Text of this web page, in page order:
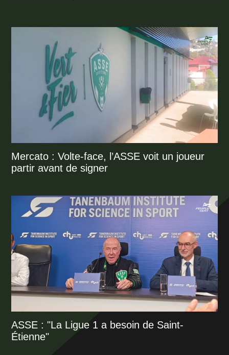
Mercato : Volte-face, l’ASSE voit un joueur
partir avant de signer
ASSE : "La Ligue 1 a besoin de Saint-
Étienne"